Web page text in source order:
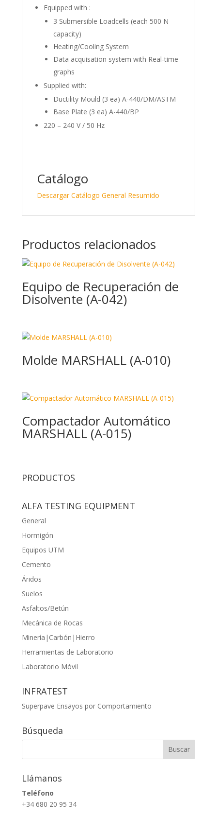
Equipped with :
3 Submersible Loadcells (each 500 N
capacity)
Heating/Cooling System
Data acquisation system with Real-time
graphs
Supplied with:
Ductility Mould (3 ea) A-440/DM/ASTM
Base Plate (3 ea) A-440/BP
220 – 240 V / 50 Hz
Catálogo
Descargar Catálogo General Resumido
Productos relacionados
Equipo de Recuperación de
Disolvente (A-042)
Molde MARSHALL (A-010)
Compactador Automático
MARSHALL (A-015)
PRODUCTOS
ALFA TESTING EQUIPMENT
General
Hormigón
Equipos UTM
Cemento
Áridos
Suelos
Asfaltos/Betún
Mecánica de Rocas
Minería|Carbón|Hierro
Herramientas de Laboratorio
Laboratorio Móvil
INFRATEST
Superpave Ensayos por Comportamiento
Búsqueda
Llámanos
Teléfono
+34 680 20 95 34